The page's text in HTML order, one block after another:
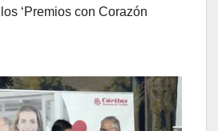
‘Premios con Corazón